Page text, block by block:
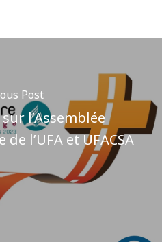
Post
l’Assemblée
l’UFA et UFACSA